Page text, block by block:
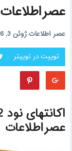
عصراطلاعات
عصر اطلاعاتژوئن 3, 2016
توییت در توییتر
عصراطلاعات